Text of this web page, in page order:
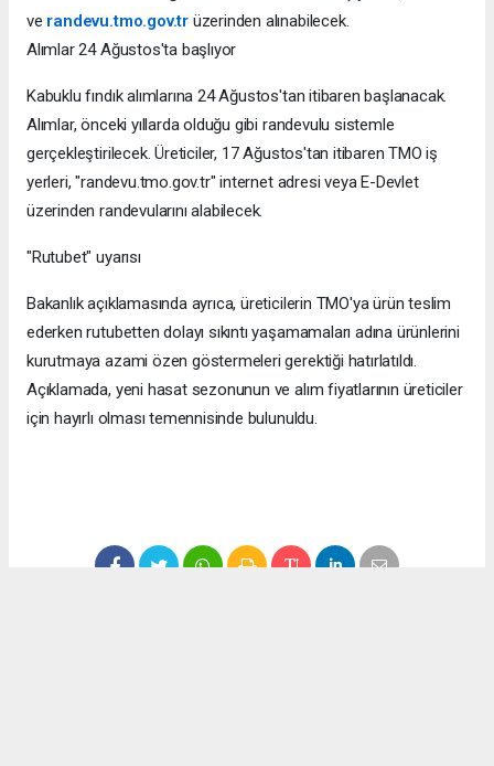
ve randevu.tmo.gov.trüzerinden alınabilecek.
Alımlar 24 Ağustos'ta başlıyor
Kabuklu fındık alımlarına 24 Ağustos'tan itibaren başlanacak.
Alımlar, önceki yıllarda olduğu gibi randevulu sistemle
gerçekleştirilecek. Üreticiler, 17 Ağustos'tan itibaren TMO iş
yerleri, "randevu.tmo.gov.tr" internet adresi veya E-Devlet
üzerinden randevularını alabilecek.
"Rutubet" uyarısı
Bakanlık açıklamasında ayrıca, üreticilerin TMO'ya ürün teslim
ederken rutubetten dolayı sıkıntı yaşamamaları adına ürünlerini
kurutmaya azami özen göstermeleri gerektiği hatırlatıldı.
Açıklamada, yeni hasat sezonunun ve alım fiyatlarının üreticiler
için hayırlı olması temennisinde bulunuldu.